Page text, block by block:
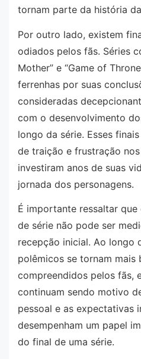
tornam parte da história
Por outro lado, existem
odiados pelos fãs. Séries
Mother” e “Game of
ferrenhas por suas
consideradas
com o desenvolvimento
longo da série. Esses
de traição e frustração
investiram anos de suas
jornada dos personagens.
É importante ressaltar
de série não pode ser
recepção inicial. Ao longo
polêmicos se tornam mais
compreendidos pelos fãs,
continuam sendo motivo
pessoal e as expectativas
desempenham um papel
do final de uma série.